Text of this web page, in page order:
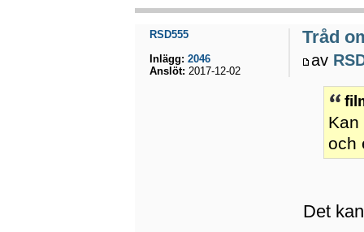
Tråd
av
Kan
och
Det
RSD555
Inlägg: 2046
Anslöt: 2017-12-02